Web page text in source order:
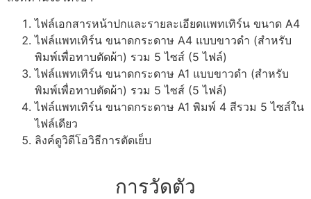
ไฟล์เอกสารหน้าปกและรายละเอียดแพทเทิร์น ขนาด A4
ไฟล์แพทเทิร์น ขนาดกระดาษ A4 แบบขาวดำ (สำหรับ
พิมพ์เพื่อทาบตัดผ้า) รวม 5 ไซส์ (5 ไฟล์)
ไฟล์แพทเทิร์น ขนาดกระดาษ A1 แบบขาวดำ (สำหรับ
พิมพ์เพื่อทาบตัดผ้า) รวม 5 ไซส์ (5 ไฟล์)
ไฟล์แพทเทิร์น ขนาดกระดาษ A1 พิมพ์ 4 สีรวม 5 ไซส์ใน
ไฟล์เดียว
ลิงค์ดูวิดีโอวิธีการตัดเย็บ
การวัดตัว